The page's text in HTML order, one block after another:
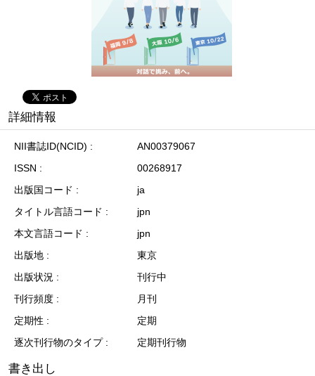
詳細情報
NII書誌ID(NCID)
AN00379067
ISSN
00268917
出版国コード
ja
タイトル言語コード
jpn
本文言語コード
jpn
出版地
東京
出版状況
刊行中
刊行頻度
月刊
定期性
定期
逐次刊行物のタイプ
定期刊行物
書き出し